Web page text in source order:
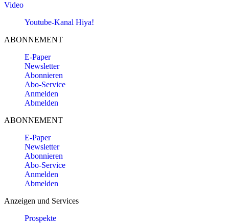
Video
Youtube-Kanal Hiya!
ABONNEMENT
E-Paper
Newsletter
Abonnieren
Abo-Service
Anmelden
Abmelden
ABONNEMENT
E-Paper
Newsletter
Abonnieren
Abo-Service
Anmelden
Abmelden
Anzeigen und Services
Prospekte